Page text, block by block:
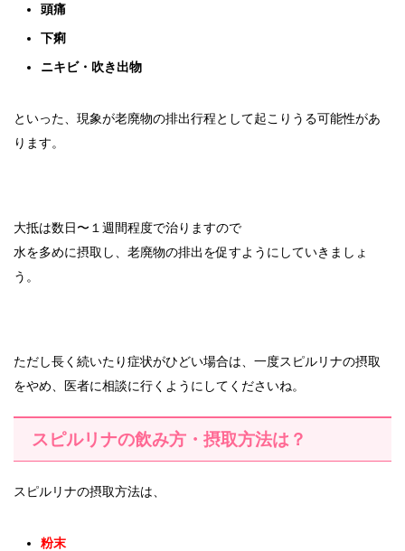
頭痛
下痢
ニキビ・吹き出物
といった、現象が老廃物の排出行程として起こりうる可能性があ
ります。
大抵は数日〜１週間程度で治りますので
水を多めに摂取し、老廃物の排出を促すようにしていきましょ
う。
ただし長く続いたり症状がひどい場合は、一度スピルリナの摂取
をやめ、医者に相談に行くようにしてくださいね。
スピルリナの飲み方・摂取方法は？
スピルリナの摂取方法は、
粉末